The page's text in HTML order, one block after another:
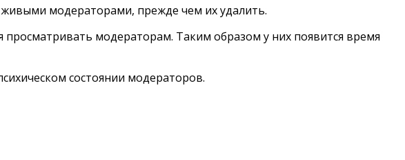
модераторами, прежде чем их удалить.
модераторам. Таким образом у них появится время
состоянии модераторов.